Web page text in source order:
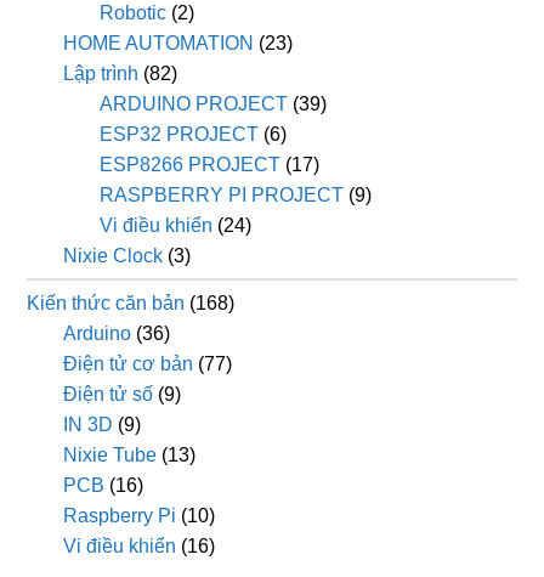
Robotic (2)
HOME AUTOMATION (23)
Lập trình (82)
ARDUINO PROJECT (39)
ESP32 PROJECT (6)
ESP8266 PROJECT (17)
RASPBERRY PI PROJECT (9)
Vi điều khiển (24)
Nixie Clock (3)
Kiến thức căn bản (168)
Arduino (36)
Điện tử cơ bản (77)
Điện tử số (9)
IN 3D (9)
Nixie Tube (13)
PCB (16)
Raspberry Pi (10)
Vi điều khiển (16)